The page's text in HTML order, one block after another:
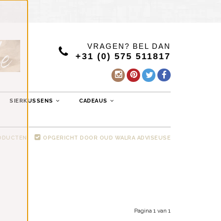
VRAGEN? BEL DAN
+31 (0) 575 511817
SIERKUSSENS CADEAUS
OPGERICHT DOOR OUD WALRA ADVISEUSE
Pagina 1 van 1